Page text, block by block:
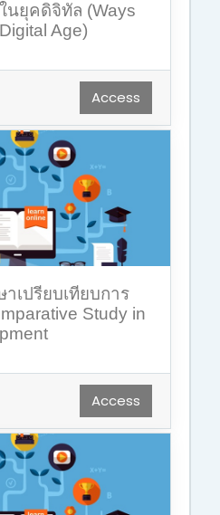
นยุคดิจิทัล (Ways
Age)
Access
เปรียบเทียบการ
Study in
Access